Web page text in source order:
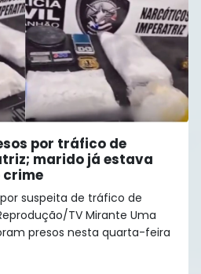
por tráfico de
marido já estava
crime
suspeita de tráfico de
TV Mirante Uma
presos nesta quarta-feira